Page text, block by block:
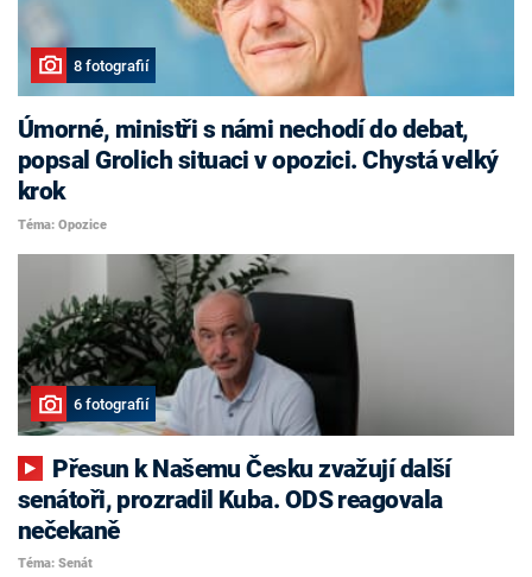
8 fotografií
Úmorné, ministři s námi nechodí do debat,
popsal Grolich situaci v opozici. Chystá velký
krok
Téma: Opozice
6 fotografií
senátoři, prozradil Kuba. ODS reagovala
nečekaně
Téma: Senát